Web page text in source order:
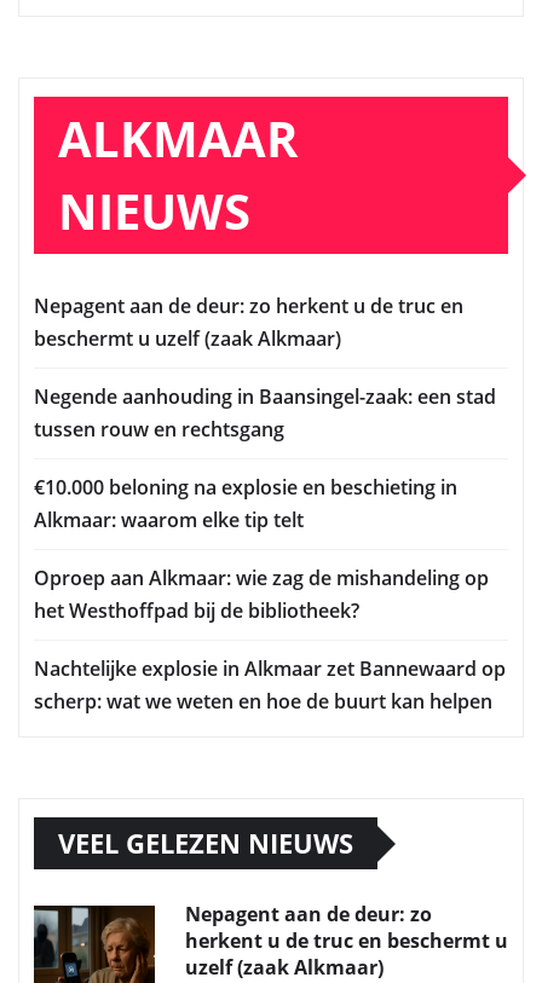
ALKMAAR
NIEUWS
Nepagent aan de deur: zo herkent u de truc en
beschermt u uzelf (zaak Alkmaar)
Negende aanhouding in Baansingel-zaak: een stad
tussen rouw en rechtsgang
€10.000 beloning na explosie en beschieting in
Alkmaar: waarom elke tip telt
Oproep aan Alkmaar: wie zag de mishandeling op
het Westhoffpad bij de bibliotheek?
Nachtelijke explosie in Alkmaar zet Bannewaard op
scherp: wat we weten en hoe de buurt kan helpen
VEEL GELEZEN NIEUWS
Nepagent aan de deur: zo
herkent u de truc en beschermt u
uzelf (zaak Alkmaar)